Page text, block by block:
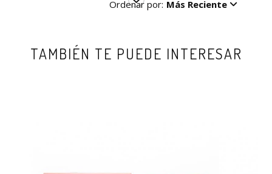
Ordenar por: Más Reciente
TAMBIÉN TE PUEDE INTERESAR